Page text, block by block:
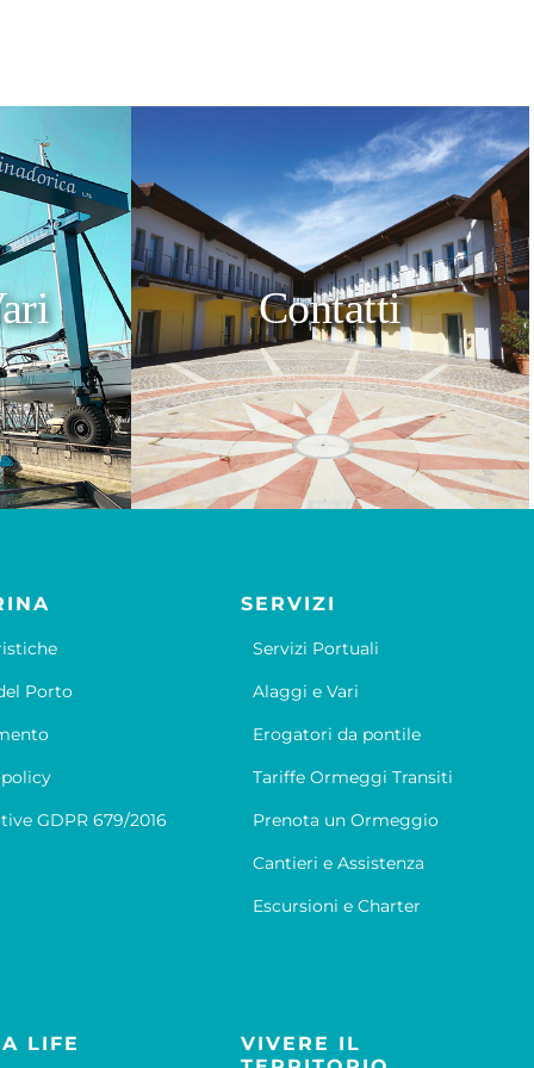
Contatti
Porto
GDPR 679/2016
SERVIZI
Servizi Portuali
Alaggi e Vari
Erogatori da pontile
Tariffe Ormeggi Transiti
Prenota un Ormeggio
Cantieri e Assistenza
Escursioni e Charter
LIFE
VIVERE IL